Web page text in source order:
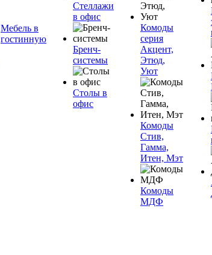
Мебель в
гостинную
Стеллажи
в офис
Бренч-
системы
Столы в
офис
Комоды
серия
Акцент,
Этюд,
Уют
Комоды
Стив,
Гамма,
Итен, Мэт
Комоды
МДФ